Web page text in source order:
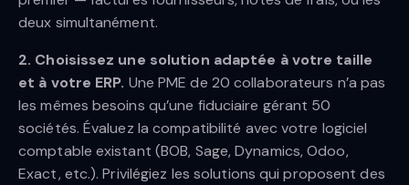
deux simultanément.
2. Choisissez une solution adaptée à votre taille
et à votre ERP. Une PME de 20 collaborateurs n’a pas
les mêmes besoins qu’une fiduciaire gérant 50
sociétés. Évaluez la compatibilité avec votre logiciel
comptable existant (BOB, Sage, Dynamics, Odoo,
Exact, etc.). Privilégiez les solutions qui proposent des